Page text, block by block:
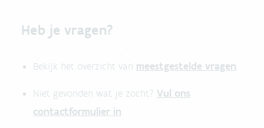
Heb je vragen?
Bekijk het overzicht van meestgestelde vragen.
Niet gevonden wat je zocht? Vul ons
contactformulier in.